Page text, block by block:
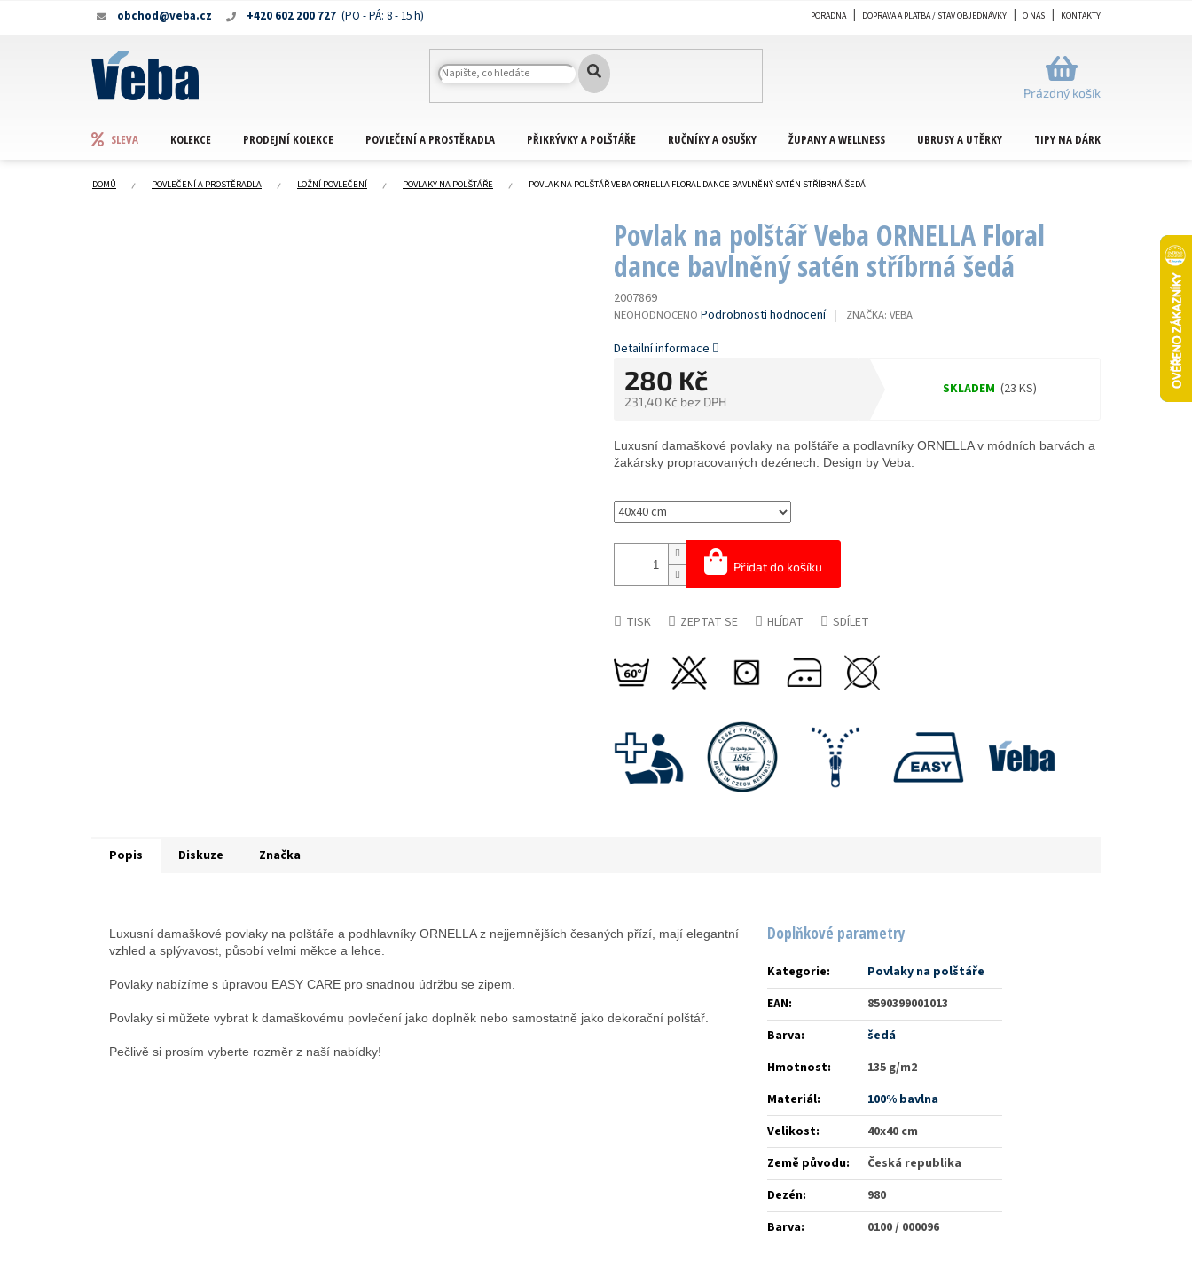
+420 602 200 727
obchod@veba.cz PORADNA DOPRAVA A PLATBA / STAV OBJEDNÁVKY O NÁS KONTAKTY
NÁKUPNÍ
KOŠÍK
Prázdný košík
SLEVA KOLEKCE PRODEJNÍ KOLEKCE POVLEČENÍ A PROSTĚRADLA PŘIKRÝVKY A POLŠTÁŘE RUČNÍKY A OSUŠKY ŽUPANY A WELLNESS UBRUSY A UTĚRKY TIPY NA DÁRKY
DOMŮ POVLEČENÍ A PROSTĚRADLA LOŽNÍ POVLEČENÍ POVLAKY NA POLŠTÁŘE POVLAK NA POLŠTÁŘ VEBA ORNELLA FLORAL DANCE BAVLNĚNÝ SATÉN STŘÍBRNÁ ŠEDÁ
Povlak na polštář Veba ORNELLA Floral
dance bavlněný satén stříbrná šedá
2007869
PRŮMĚRNÉ
PRODUKTU
0,0
NEOHODNOCENO Podrobnosti hodnocení ZNAČKA: VEBA
280 Kč
231,40 Kč bez DPH
SKLADEM (23 KS)
Přidat do košíku
Luxusní damaškové povlaky na polštáře a podlavníky ORNELLA v módních barvách a
žakársky propracovaných dezénech. Design by Veba.
Detailní informace
TISK ZEPTAT SE HLÍDAT SDÍLET
Popis Diskuze Značka
Luxusní damaškové povlaky na polštáře a podhlavníky ORNELLA z nejjemnějších česaných přízí, mají elegantní
vzhled a splývavost, působí velmi měkce a lehce.
Povlaky nabízíme s úpravou EASY CARE pro snadnou údržbu se zipem.
Povlaky si můžete vybrat k damaškovému povlečení jako doplněk nebo samostatně jako dekorační polštář.
Pečlivě si prosím vyberte rozměr z naší nabídky!
Doplňkové parametry
Kategorie:
Povlaky na polštáře
EAN:
8590399001013
Barva:
šedá
Hmotnost:
135 g/m2
Materiál:
100% bavlna
Velikost:
40x40 cm
Země původu:
Česká republika
Dezén:
980
Barva: 0100 / 000096